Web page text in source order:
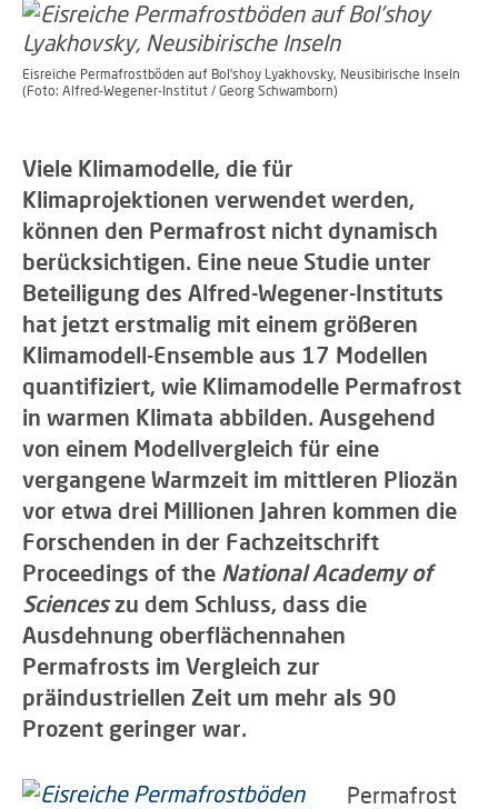
Eisreiche Permafrostböden auf Bol'shoy Lyakhovsky, Neusibirische Inseln
(Foto: Alfred-Wegener-Institut / Georg Schwamborn)
Viele Klimamodelle, die für
Klimaprojektionen verwendet werden,
können den Permafrost nicht dynamisch
berücksichtigen. Eine neue Studie unter
Beteiligung des Alfred-Wegener-Instituts
hat jetzt erstmalig mit einem größeren
Klimamodell-Ensemble aus 17 Modellen
quantifiziert, wie Klimamodelle Permafrost
in warmen Klimata abbilden. Ausgehend
von einem Modellvergleich für eine
vergangene Warmzeit im mittleren Pliozän
vor etwa drei Millionen Jahren kommen die
Forschenden in der Fachzeitschrift
Proceedings of the National Academy of
Scienceszu dem Schluss, dass die
Ausdehnung oberflächennahen
Permafrosts im Vergleich zur
präindustriellen Zeit um mehr als 90
Prozent geringer war.
Permafrost